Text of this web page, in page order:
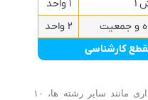
کارشناسی
۱
۱ واحد
و جمعیت
۲ واحد
در جدول دروس عمومی رشته حسابداری مانند سایر رشته ها، ۱۰